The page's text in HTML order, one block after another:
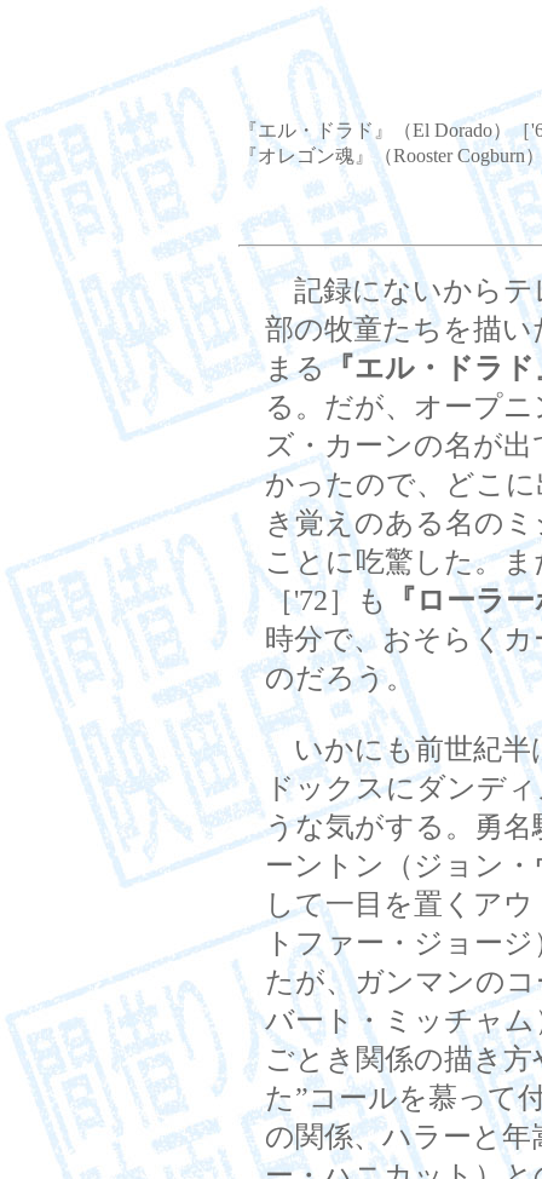
『エル・ドラド』（El Dorado）［
『オレゴン魂』（Rooster Cogburn
記録にないからテ
部の牧童たちを描
まる『エル・ドラド
る。だが、オープ
ズ・カーンの名が
かったので、どこ
き覚えのある名の
ことに吃驚した。ま
［'72］も
『ローラ
時分で、おそらく
のだろう。
いかにも前世紀半
ドックスにダンデ
うな気がする。勇
ーントン（ジョン
して一目を置くア
トファー・ジョー
たが、ガンマンのコ
バート・ミッチャ
ごとき関係の描き
た”コールを慕って
の関係、ハラーと